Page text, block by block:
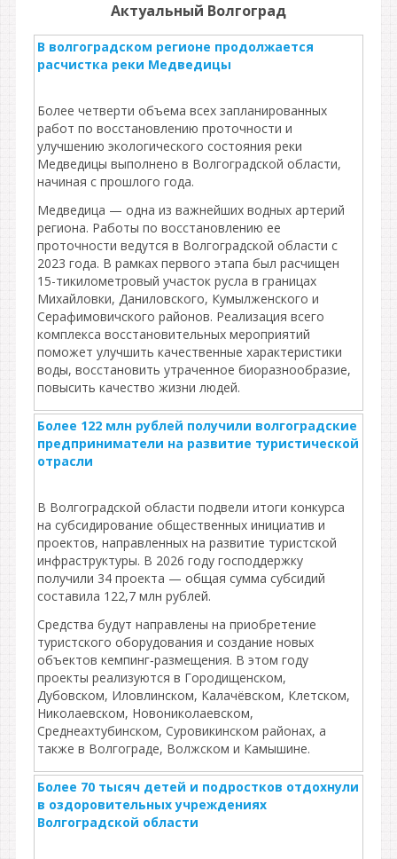
Актуальный Волгоград
В волгоградском регионе продолжается
расчистка реки Медведицы
Более четверти объема всех запланированных
работ по восстановлению проточности и
улучшению экологического состояния реки
Медведицы выполнено в Волгоградской области,
начиная с прошлого года.
Медведица — одна из важнейших водных артерий
региона. Работы по восстановлению ее
проточности ведутся в Волгоградской области с
2023 года. В рамках первого этапа был расчищен
15-тикилометровый участок русла в границах
Михайловки, Даниловского, Кумылженского и
Серафимовичского районов. Реализация всего
комплекса восстановительных мероприятий
поможет улучшить качественные характеристики
воды, восстановить утраченное биоразнообразие,
повысить качество жизни людей.
Более 122 млн рублей получили волгоградские
предприниматели на развитие туристической
отрасли
В Волгоградской области подвели итоги конкурса
на субсидирование общественных инициатив и
проектов, направленных на развитие туристской
инфраструктуры. В 2026 году господдержку
получили 34 проекта — общая сумма субсидий
составила 122,7 млн рублей.
Средства будут направлены на приобретение
туристского оборудования и создание новых
объектов кемпинг‑размещения. В этом году
проекты реализуются в Городищенском,
Дубовском, Иловлинском, Калачёвском, Клетском,
Николаевском, Новониколаевском,
Среднеахтубинском, Суровикинском районах, а
также в Волгограде, Волжском и Камышине.
Более 70 тысяч детей и подростков отдохнули
в оздоровительных учреждениях
Волгоградской области